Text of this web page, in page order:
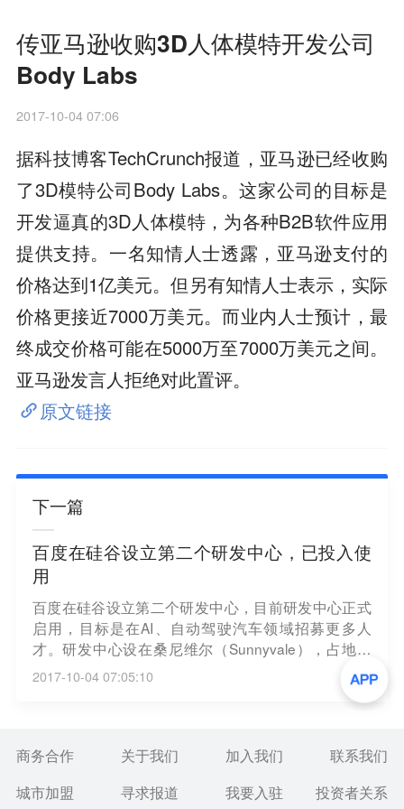
传亚马逊收购3D人体模特开发公司
Body Labs
2017-10-04 07:06
据科技博客TechCrunch报道，亚马逊已经收购
了3D模特公司Body Labs。这家公司的目标是
开发逼真的3D人体模特，为各种B2B软件应用
提供支持。一名知情人士透露，亚马逊支付的
价格达到1亿美元。但另有知情人士表示，实际
价格更接近7000万美元。而业内人士预计，最
终成交价格可能在5000万至7000万美元之间。
亚马逊发言人拒绝对此置评。
原文链接
下一篇
百度在硅谷设立第二个研发中心，已投入使
用
百度在硅谷设立第二个研发中心，目前研发中心正式
启用，目标是在AI、自动驾驶汽车领域招募更多人
才。研发中心设在桑尼维尔（Sunnyvale），占地面
积3.6万平方英尺。新研发中心可以容纳150名员工，
里面设有汽车实验室，主要工作与无人驾驶、互联网
安全有关。目前研发中心的主要任务是在AI、数据中
2017-10-04 07:05:10
商务合作 关于我们 加入我们
联系我们
城市加盟
寻求报道 我要入驻 投资者关系